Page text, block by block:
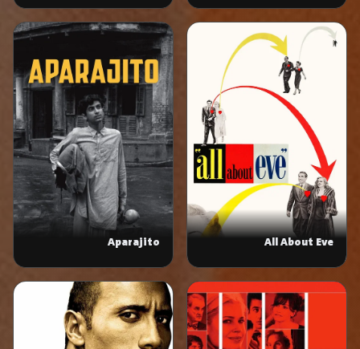
All About Eve
Aparajito